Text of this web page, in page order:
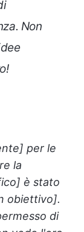
Non
per le
la
è stato
obiettivo].
di